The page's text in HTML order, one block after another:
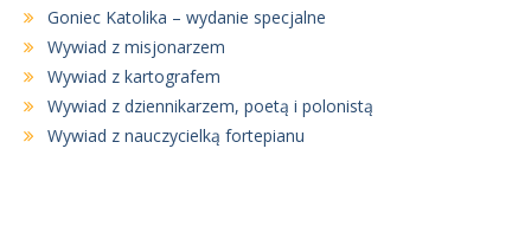
Goniec Katolika – wydanie specjalne
Wywiad z misjonarzem
Wywiad z kartografem
Wywiad z dziennikarzem, poetą i polonistą
Wywiad z nauczycielką fortepianu